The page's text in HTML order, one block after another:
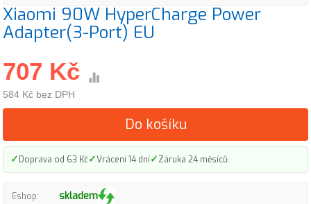
Xiaomi 90W HyperCharge Power
Adapter(3-Port) EU
707 Kč
584 Kč bez DPH
Do košíku
✓Doprava od 63 Kč✓Vrácení 14 dní✓Záruka 24 měsíců
Eshop: skladem